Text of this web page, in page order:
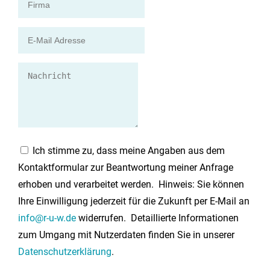
Ich stimme zu, dass meine Angaben aus dem
Kontaktformular zur Beantwortung meiner Anfrage
erhoben und verarbeitet werden. Hinweis: Sie können
Ihre Einwilligung jederzeit für die Zukunft per E-Mail an
info@r-u-w.de widerrufen. Detaillierte Informationen
zum Umgang mit Nutzerdaten finden Sie in unserer
Datenschutzerklärung.